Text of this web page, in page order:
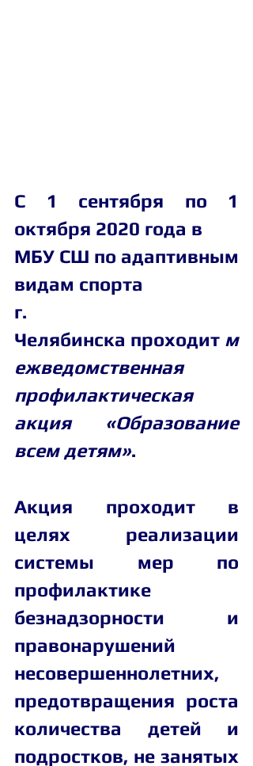
С 1 сентября по 1
октября 2020 года в
МБУ СШ по адаптивным
видам спорта
г.
Челябинска проходит м
ежведомственная
профилактическая
акция «Образование
всем детям».
Акция проходит в
целях реализации
системы мер по
профилактике
безнадзорности и
правонарушений
несовершеннолетних,
предотвращения роста
количества детей и
подростков, не занятых